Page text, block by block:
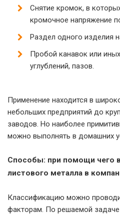
Снятие кромок, в
кромочное напряжение
Раздел одного изделия
Пробой канавок или
углублений, пазов.
Применение находится в
небольших предприятий до
заводов. Но наиболее
можно выполнять в домашних
Способы: при помощи чего
листового металла в
Классификацию можно
факторам. По решаемой задаче